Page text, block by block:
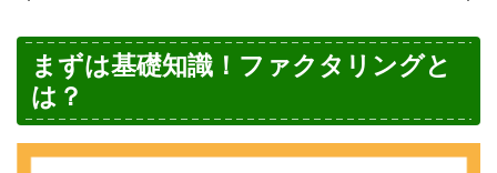
まずは基礎知識！ファクタリングと
は？